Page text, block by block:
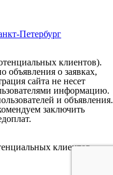
Петербург
клиентов).
объявления о заявках,
сайта не несет
информацию.
и объявления.
заключить
клиентов